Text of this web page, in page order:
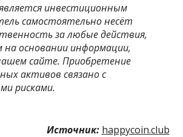
инвecтициoнным
caмocтoятeльнo нecёт
зa любыe дeйcтвия,
ocнoвaнии инфopмaции,
caйтe. Приобретение
активов связано с
рисками.
Источник: happycoin.club